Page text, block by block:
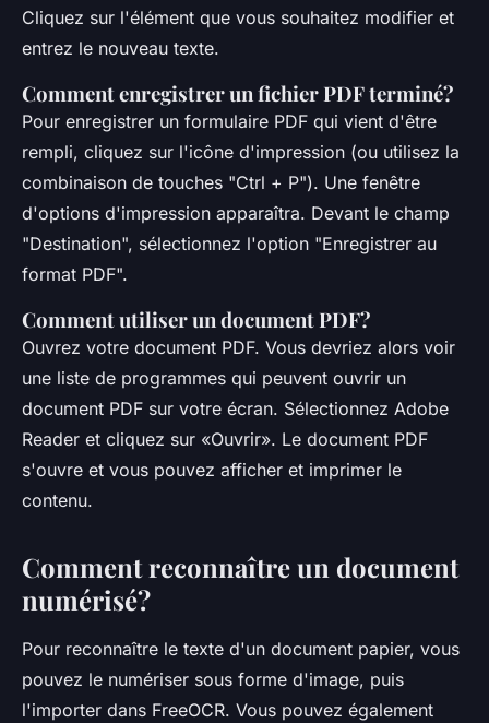
Cliquez sur l'élément que vous souhaitez modifier et
entrez le nouveau texte.
Comment enregistrer un fichier PDF terminé?
Pour enregistrer un formulaire PDF qui vient d'être
rempli, cliquez sur l'icône d'impression (ou utilisez la
combinaison de touches "Ctrl + P"). Une fenêtre
d'options d'impression apparaîtra. Devant le champ
"Destination", sélectionnez l'option "Enregistrer au
format PDF".
Comment utiliser un document PDF?
Ouvrez votre document PDF. Vous devriez alors voir
une liste de programmes qui peuvent ouvrir un
document PDF sur votre écran. Sélectionnez Adobe
Reader et cliquez sur «Ouvrir». Le document PDF
s'ouvre et vous pouvez afficher et imprimer le
contenu.
Comment reconnaître un document
numérisé?
Pour reconnaître le texte d'un document papier, vous
pouvez le numériser sous forme d'image, puis
l'importer dans FreeOCR. Vous pouvez également